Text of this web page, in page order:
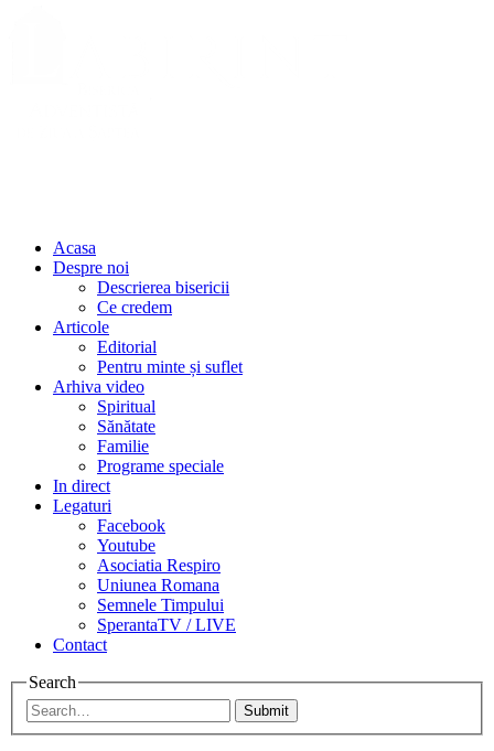
Acasa
Despre noi
Descrierea bisericii
Ce credem
Articole
Editorial
Pentru minte și suflet
Arhiva video
Spiritual
Sănătate
Familie
Programe speciale
In direct
Legaturi
Facebook
Youtube
Asociatia Respiro
Uniunea Romana
Semnele Timpului
SperantaTV / LIVE
Contact
Search
Submit